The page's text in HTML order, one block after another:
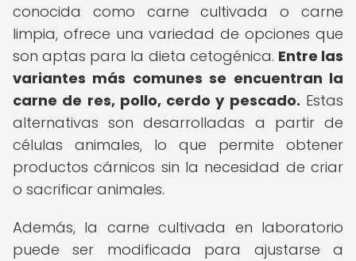
conocida como carne cultivada o carne
limpia, ofrece una variedad de opciones que
son aptas para la dieta cetogénica. Entre las
variantes más comunes se encuentran la
carne de res, pollo, cerdo y pescado. Estas
alternativas son desarrolladas a partir de
células animales, lo que permite obtener
productos cárnicos sin la necesidad de criar
o sacrificar animales.
Además, la carne cultivada en laboratorio
puede ser modificada para ajustarse a